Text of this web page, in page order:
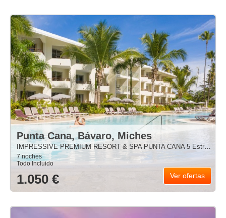
Punta Cana, Bávaro, Miches
IMPRESSIVE PREMIUM RESORT & SPA PUNTA CANA 5 Estrellas
7 noches
Todo Incluido
1.050 € Ver ofertas